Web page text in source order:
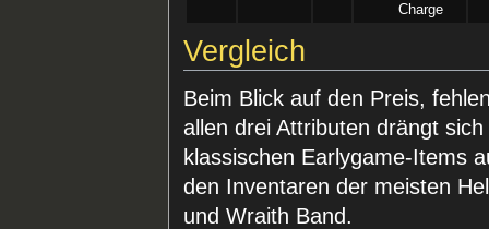
Charge
Vergleich
Beim Blick auf den Preis,
allen drei Attributen drängt
klassischen Earlygame-Items
den Inventaren der meisten
und Wraith Band.